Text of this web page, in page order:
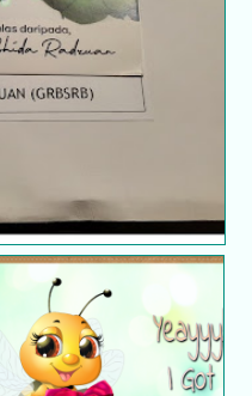
Terima kasih pada
blogger DuniaShida